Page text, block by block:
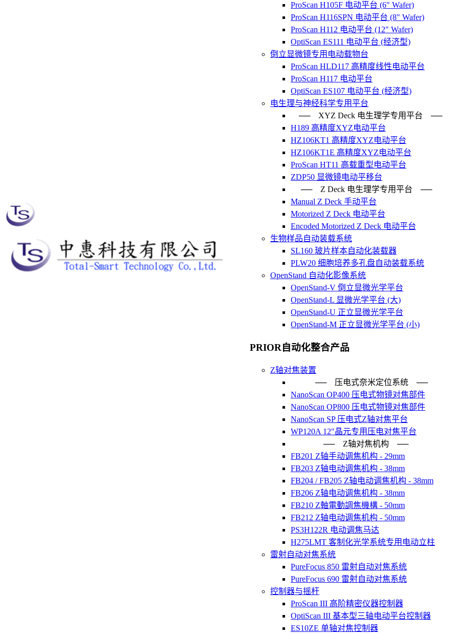
ProScan H105F 电动平台 (6" Wafer)
ProScan H116SPN 电动平台 (8" Wafer)
ProScan H112 电动平台 (12" Wafer)
OptiScan ES111 电动平台 (经济型)
倒立显微镜专用电动载物台
ProScan HLD117 高精度线性电动平台
ProScan H117 电动平台
OptiScan ES107 电动平台 (经济型)
电生理与神经科学专用平台
── XYZ Deck 电生理学专用平台 ──
H189 高精度XYZ电动平台
HZ106KT1 高精度XYZ电动平台
HZ106KT1E 高精度XYZ电动平台
ProScan HT11 高载重型电动平台
ZDP50 显微镜电动平移台
── Z Deck 电生理学专用平台 ──
Manual Z Deck 手动平台
Motorized Z Deck 电动平台
Encoded Motorized Z Deck 电动平台
生物样品自动装载系统
SL160 玻片样本自动化装载器
PLW20 细胞培养多孔盘自动装载系统
OpenStand 自动化影像系统
OpenStand-V 倒立显微光学平台
OpenStand-L 显微光学平台 (大)
OpenStand-U 正立显微光学平台
OpenStand-M 正立显微光学平台 (小)
PRIOR自动化整合产品
Z轴对焦装置
── 压电式奈米定位系统 ──
NanoScan OP400 压电式物镜对焦部件
NanoScan OP800 压电式物镜对焦部件
NanoScan SP 压电式Z轴对焦平台
WP120A 12"晶元专用压电对焦平台
── Z轴对焦机构 ──
FB201 Z轴手动调焦机构 - 29mm
FB203 Z轴电动调焦机构 - 38mm
FB204 / FB205 Z轴电动调焦机构 - 38mm
FB206 Z轴电动调焦机构 - 38mm
FB210 Z軸電動調焦機構 - 50mm
FB212 Z轴电动调焦机构 - 50mm
PS3H122R 电动调焦马达
H275LMT 客制化光学系统专用电动立柱
雷射自动对焦系统
PureFocus 850 雷射自动对焦系统
PureFocus 690 雷射自动对焦系统
控制器与摇杆
ProScan III 高阶精密仪器控制器
OptiScan III 基本型三轴电动平台控制器
ES10ZE 单轴对焦控制器